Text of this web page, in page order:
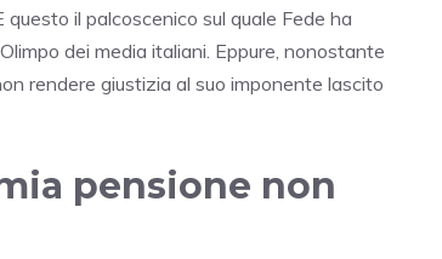
il palcoscenico sul quale Fede ha
dei media italiani. Eppure, nonostante
rendere giustizia al suo imponente lascito
pensione non